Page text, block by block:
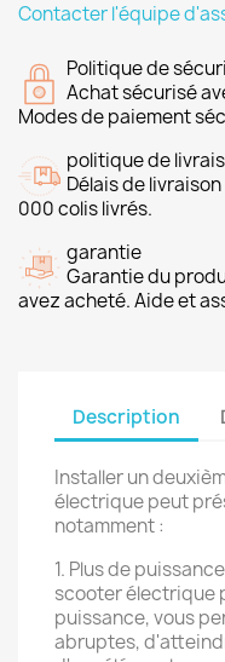
Contacter l'équipe
Politique de
Achat sécurisé
Modes de paiement
politique de
Délais de
000 colis livrés.
garantie
Garantie du
avez acheté. Aide et
Description
Installer un
électrique peut
notamment :
1. Plus de
scooter électrique
puissance, vous
abruptes,